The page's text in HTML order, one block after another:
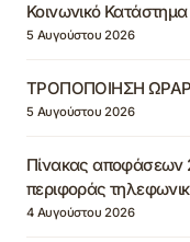
Κοινωνικό
5 Αυγούστου 2026
ΤΡΟΠΟΠΟΙΗΣΗ
5 Αυγούστου 2026
Πίνακας αποφάσεων
περιφοράς
4 Αυγούστου 2026